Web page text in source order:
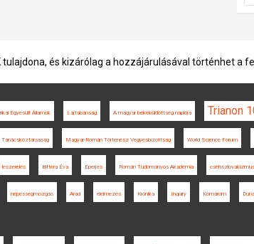
és kizárólag a hozzájárulásával történhet a
Egyesült Államok Lajtabánság A magyar békeküldöttség naplója Trianon
Tanácsköztársaság Magyar-Román Történész Vegyesbizottság World Science Forum
leszerelés Bittera Éva Eperjes Román Tudományos Akadémia csehszlovakizmus
népességmozgás Arad élelmezés Krónika Inquiry Komárom Duna